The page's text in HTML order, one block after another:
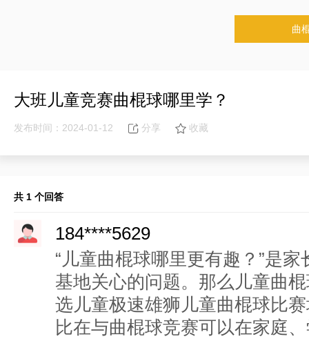
曲
大班儿童竞赛曲棍球哪里学？
发布时间：2024-01-12 分享 收藏
共 1 个回答
184****5629
“儿童曲棍球哪里更有趣？”是
基地关心的问题。那么儿童曲
选儿童极速雄狮儿童曲棍球比
比在与曲棍球竞赛可以在家庭